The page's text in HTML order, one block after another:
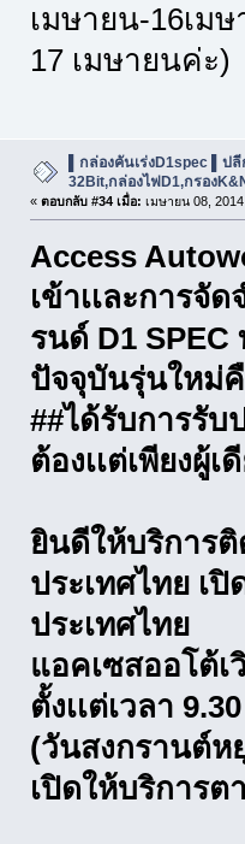
เมษายน-16เม
17 เมษายนค่ะ)
▌กล่องคันเร่งD1spec ▌ปลี
32Bit,กล่องไฟD1,กรอง
« ตอบกลับ #34 เมื่อ: เมษายน 08,
Access
เข้าเเละการจั
รนด์ D1 SPEC
ปัจจุบันรุ่นใหม่คื
##ได้รับการรับ
ต้องเเต่เพียงผู้
ยินดีให้บริการ
ประเทศไทย เ
ประเทศไทย
แอคเซสออโต้
ตั้งเเต่เวลา
(วันสงกรานต์ห
เปิดให้บริการ